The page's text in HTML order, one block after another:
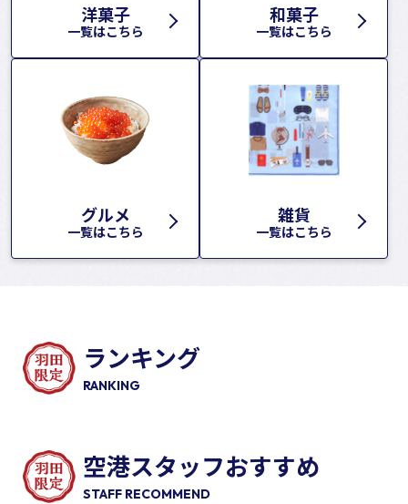
洋菓子
一覧はこちら
和菓子
一覧はこちら
グルメ
一覧はこちら
雑貨
一覧はこちら
ランキング
RANKING
空港スタッフおすすめ
STAFF RECOMMEND